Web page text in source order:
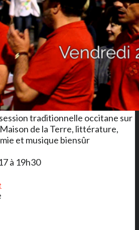
traditionnelle occitane sur
de la Terre, littérature,
et musique biensûr
à 19h30